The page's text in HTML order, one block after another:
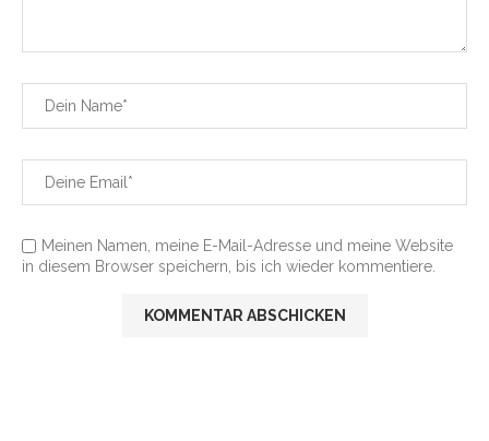
Meinen Namen, meine E-Mail-Adresse und meine Website
in diesem Browser speichern, bis ich wieder kommentiere.